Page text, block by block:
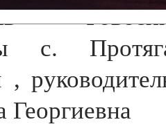
с.
,
Георгиевна